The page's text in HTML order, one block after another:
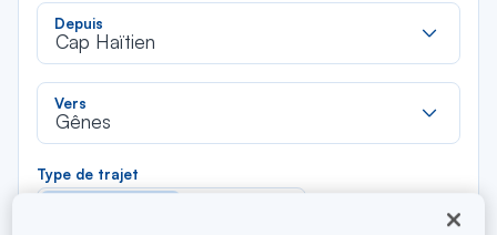
Depuis
Cap Haïtien
Vers
Gênes
Type de trajet